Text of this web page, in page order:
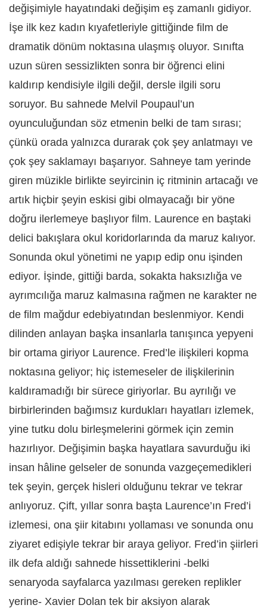
değişimiyle hayatındaki değişim eş zamanlı gidiyor.
İşe ilk kez kadın kıyafetleriyle gittiğinde film de
dramatik dönüm noktasına ulaşmış oluyor. Sınıfta
uzun süren sessizlikten sonra bir öğrenci elini
kaldırıp kendisiyle ilgili değil, dersle ilgili soru
soruyor. Bu sahnede Melvil Poupaul’un
oyunculuğundan söz etmenin belki de tam sırası;
çünkü orada yalnızca durarak çok şey anlatmayı ve
çok şey saklamayı başarıyor. Sahneye tam yerinde
giren müzikle birlikte seyircinin iç ritminin artacağı ve
artık hiçbir şeyin eskisi gibi olmayacağı bir yöne
doğru ilerlemeye başlıyor film. Laurence en baştaki
delici bakışlara okul koridorlarında da maruz kalıyor.
Sonunda okul yönetimi ne yapıp edip onu işinden
ediyor. İşinde, gittiği barda, sokakta haksızlığa ve
ayrımcılığa maruz kalmasına rağmen ne karakter ne
de film mağdur edebiyatından beslenmiyor. Kendi
dilinden anlayan başka insanlarla tanışınca yepyeni
bir ortama giriyor Laurence. Fred’le ilişkileri kopma
noktasına geliyor; hiç istemeseler de ilişkilerinin
kaldıramadığı bir sürece giriyorlar. Bu ayrılığı ve
birbirlerinden bağımsız kurdukları hayatları izlemek,
yine tutku dolu birleşmelerini görmek için zemin
hazırlıyor. Değişimin başka hayatlara savurduğu iki
insan hâline gelseler de sonunda vazgeçemedikleri
tek şeyin, gerçek hisleri olduğunu tekrar ve tekrar
anlıyoruz. Çift, yıllar sonra başta Laurence’ın Fred’i
izlemesi, ona şiir kitabını yollaması ve sonunda onu
ziyaret edişiyle tekrar bir araya geliyor. Fred’in şiirleri
ilk defa aldığı sahnede hissettiklerini -belki
senaryoda sayfalarca yazılması gereken replikler
yerine- Xavier Dolan tek bir aksiyon alarak